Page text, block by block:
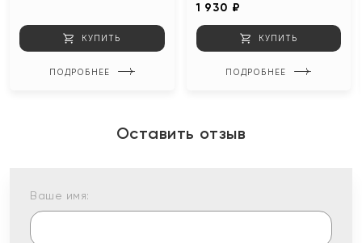
КУПИТЬ
ПОДРОБНЕЕ
1 930 ₽
КУПИТЬ
ПОДРОБНЕЕ
Оставить отзыв
Ваше имя: